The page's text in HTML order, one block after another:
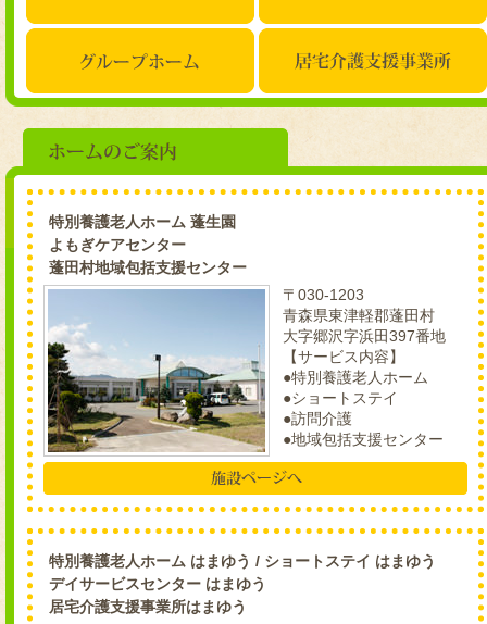
グループホーム 居宅介護支援事業所
特別養護老人ホーム 蓬生園
よもぎケアセンター
蓬田村地域包括支援センター
〒030-1203
青森県東津軽郡蓬田村
大字郷沢字浜田397番地
【サービス内容】
●特別養護老人ホーム
●ショートステイ
●訪問介護
●地域包括支援センター
特別養護老人ホーム はまゆう / ショートステイ はまゆう
デイサービスセンター はまゆう
居宅介護支援事業所はまゆう